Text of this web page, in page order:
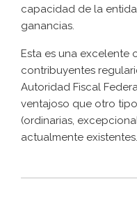
capacidad de la
ganancias.
Esta es una
contribuyentes
Autoridad Fiscal
ventajoso que otro
(ordinarias,
actualmente existentes.